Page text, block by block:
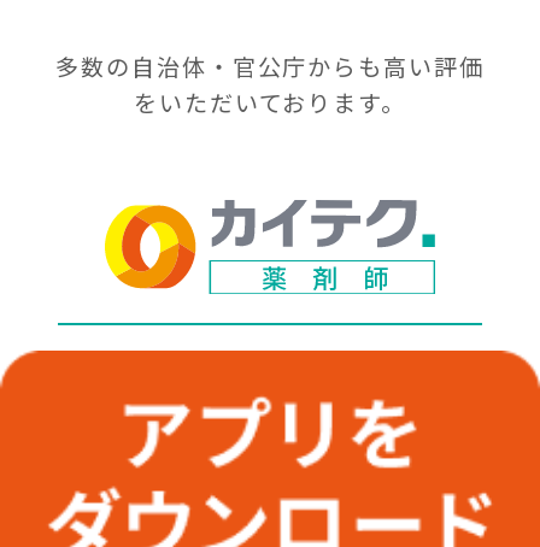
多数の自治体・官公庁からも高い評価
をいただいております。
利用規約
プライバシーポリシー
お問い合わせ
面接なし・すぐ働けて給与は最速1分で入
金